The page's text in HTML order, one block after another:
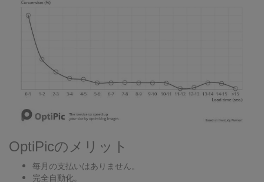
OptiPicのメリット
毎月の支払いはありません。
完全自動化。